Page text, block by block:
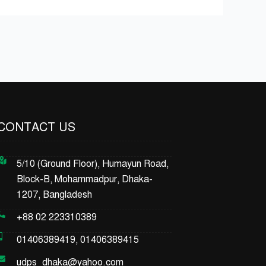
US
5/10 (Ground Floor), Humayun Road,
Block-B, Mohammadpur, Dhaka-
1207, Bangladesh
+88 02 223310389
01406389419, 01406389415
udps_dhaka@yahoo.com